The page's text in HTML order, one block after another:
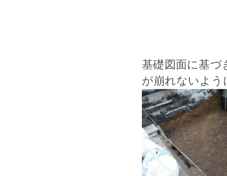
基礎図面に基づ
が崩れないよう